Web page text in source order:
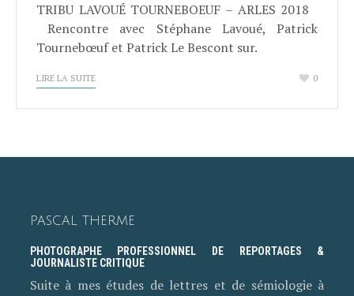
TRIBU LAVOUÉ TOURNEBOEUF – ARLES 2018
Rencontre avec Stéphane Lavoué, Patrick
Tournebœuf et Patrick Le Bescont sur.
LIRE LA SUITE 0
PASCAL THERME
PHOTOGRAPHE PROFESSIONNEL DE REPORTAGES &
JOURNALISTE CRITIQUE
Suite à mes études de lettres et de sémiologie à